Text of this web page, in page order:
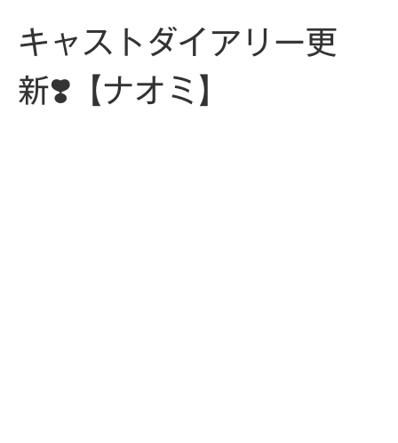
キャストダイアリー更
新❣️【ナオミ】